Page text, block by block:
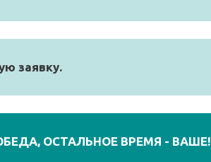
заявку.
ОСТАЛЬНОЕ ВРЕМЯ - ВАШЕ!